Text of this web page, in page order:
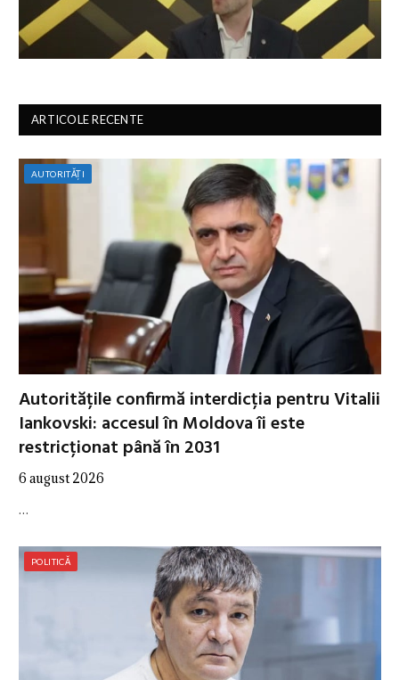
ARTICOLE RECENTE
AUTORITĂȚI
Autoritățile confirmă interdicția pentru Vitalii
Iankovski: accesul în Moldova îi este
restricționat până în 2031
6 august 2026
…
POLITICĂ